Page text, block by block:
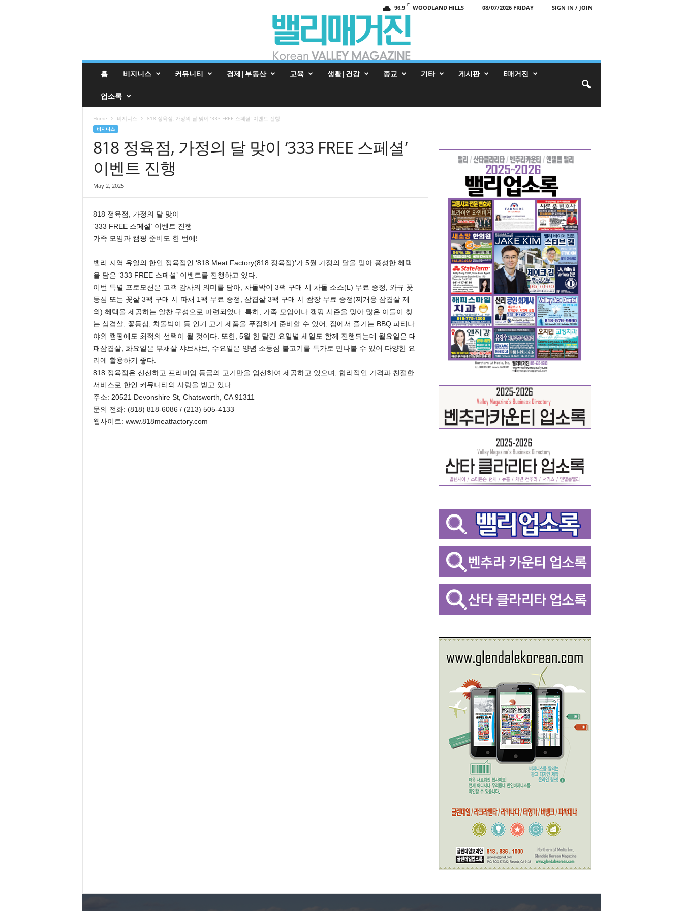
96.9 F WOODLAND HILLS 08/07/2026 FRIDAY SIGN IN / JOIN
진
홈 비지니스 커뮤니티 경제|부동산 교육 생활|건강 종교 기타 게시판 E매거진
업소록
Home 비지니스 818 정육점, 가정의 달 맞이 ‘333 FREE 스페셜’ 이벤트 진행
비지니스
818 정육점, 가정의 달 맞이 ‘333 FREE 스페셜’
이벤트 진행
May 2, 2025
818 정육점, 가정의 달 맞이
‘333 FREE 스페셜’ 이벤트 진행 –
가족 모임과 캠핑 준비도 한 번에!
밸리 지역 유일의 한인 정육점인 ‘818 Meat Factory(818 정육점)’가 5월 가정의 달을 맞아 풍성한 혜택
을 담은 ‘333 FREE 스페셜’ 이벤트를 진행하고 있다.
이번 특별 프로모션은 고객 감사의 의미를 담아, 차돌박이 3팩 구매 시 차돌 소스(L) 무료 증정, 와규 꽃
등심 또는 꽃살 3팩 구매 시 파채 1팩 무료 증정, 삼겹살 3팩 구매 시 쌈장 무료 증정(찌개용 삼겹살 제
외) 혜택을 제공하는 알찬 구성으로 마련되었다. 특히, 가족 모임이나 캠핑 시즌을 맞아 많은 이들이 찾
는 삼겹살, 꽃등심, 차돌박이 등 인기 고기 제품을 푸짐하게 준비할 수 있어, 집에서 즐기는 BBQ 파티나
야외 캠핑에도 최적의 선택이 될 것이다. 또한, 5월 한 달간 요일별 세일도 함께 진행되는데 월요일은 대
패삼겹살, 화요일은 부채살 샤브샤브, 수요일은 양념 소등심 불고기를 특가로 만나볼 수 있어 다양한 요
리에 활용하기 좋다.
818 정육점은 신선하고 프리미엄 등급의 고기만을 엄선하여 제공하고 있으며, 합리적인 가격과 친절한
서비스로 한인 커뮤니티의 사랑을 받고 있다.
주소: 20521 Devonshire St, Chatsworth, CA 91311
문의 전화: (818) 818-6086 / (213) 505-4133
웹사이트: www.818meatfactory.com